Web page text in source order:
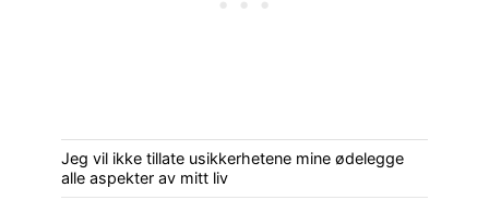
Jeg vil ikke tillate usikkerhetene mine ødelegge
alle aspekter av mitt liv